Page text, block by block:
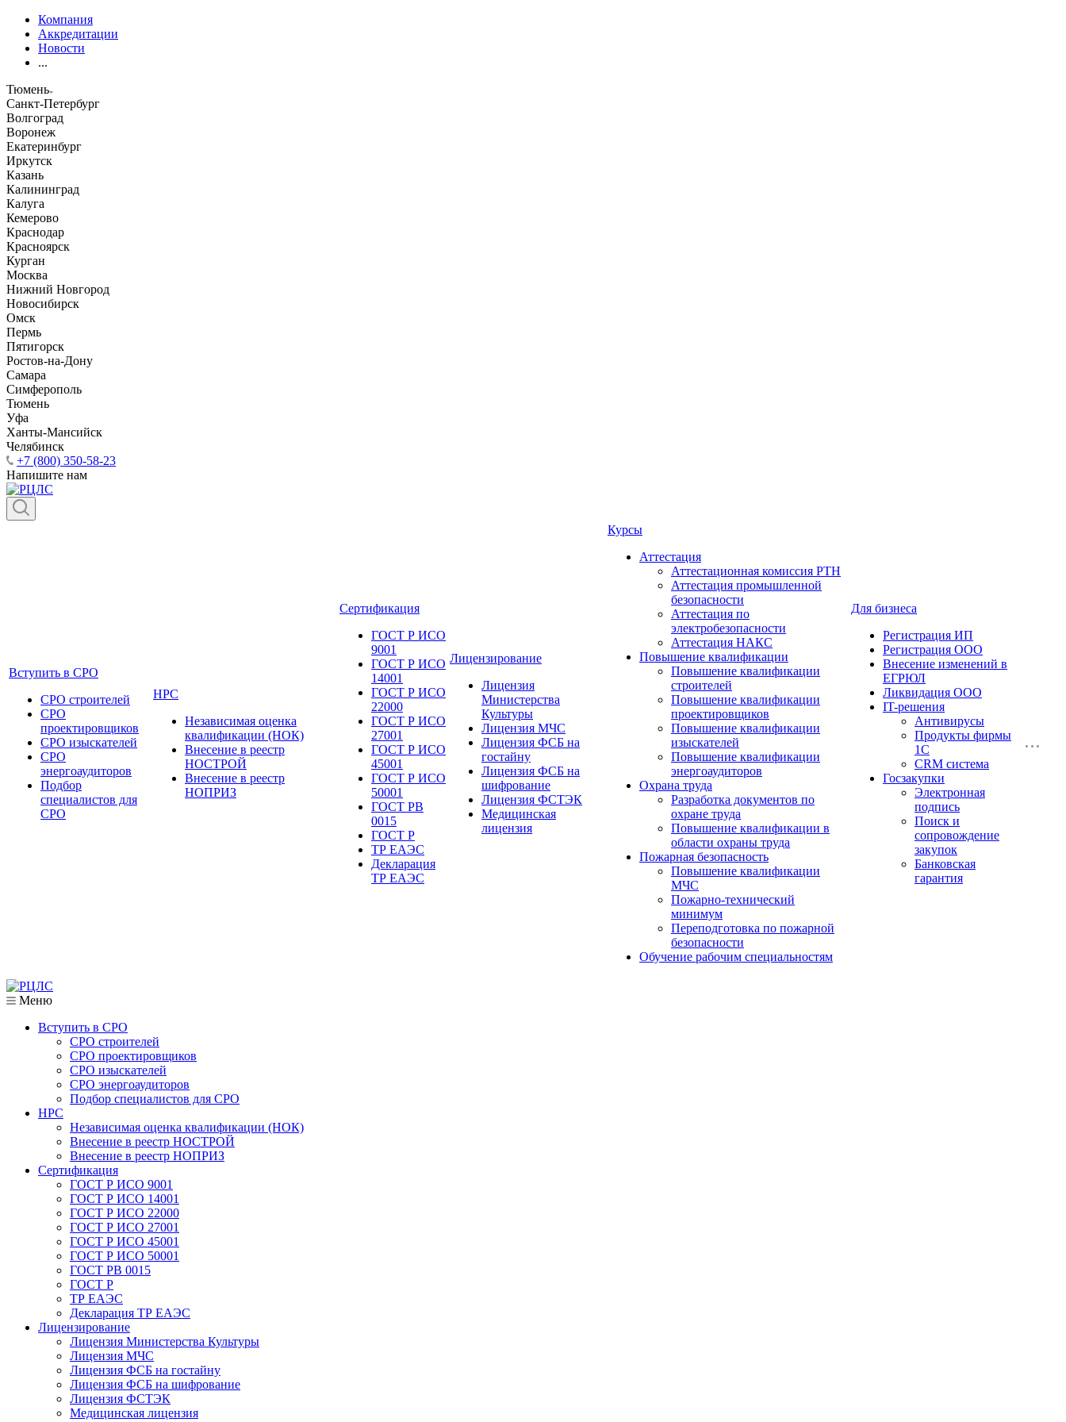
Компания
Аккредитации
Новости
...
Тюмень
Санкт-Петербург
Волгоград
Воронеж
Екатеринбург
Иркутск
Казань
Калининград
Калуга
Кемерово
Краснодар
Красноярск
Курган
Москва
Нижний Новгород
Новосибирск
Омск
Пермь
Пятигорск
Ростов-на-Дону
Самара
Симферополь
Тюмень
Уфа
Ханты-Мансийск
Челябинск
+7 (800) 350-58-23
Напишите нам
Вступить в СРО
СРО строителей
СРО
проектировщиков
СРО изыскателей
СРО
энергоаудиторов
Подбор
специалистов для
СРО
НРС
Независимая оценка
квалификации (НОК)
Внесение в реестр
НОСТРОЙ
Внесение в реестр
НОПРИЗ
Сертификация
ГОСТ Р ИСО
9001
ГОСТ Р ИСО
14001
ГОСТ Р ИСО
22000
ГОСТ Р ИСО
27001
ГОСТ Р ИСО
45001
ГОСТ Р ИСО
50001
ГОСТ РВ
0015
ГОСТ Р
ТР ЕАЭС
Декларация
ТР ЕАЭС
Лицензирование
Лицензия
Министерства
Культуры
Лицензия МЧС
Лицензия ФСБ на
гостайну
Лицензия ФСБ на
шифрование
Лицензия ФСТЭК
Медицинская
лицензия
Курсы
Аттестация
Аттестационная комиссия РТН
Аттестация промышленной
безопасности
Аттестация по
электробезопасности
Аттестация НАКС
Повышение квалификации
Повышение квалификации
строителей
Повышение квалификации
проектировщиков
Повышение квалификации
изыскателей
Повышение квалификации
энергоаудиторов
Охрана труда
Разработка документов по
охране труда
Повышение квалификации в
области охраны труда
Пожарная безопасность
Повышение квалификации
МЧС
Пожарно-технический
минимум
Переподготовка по пожарной
безопасности
Обучение рабочим специальностям
Для бизнеса
Регистрация ИП
Регистрация ООО
Внесение изменений в
ЕГРЮЛ
Ликвидация ООО
IT-решения
Антивирусы
Продукты фирмы
1C
CRM система
Госзакупки
Электронная
подпись
Поиск и
сопровождение
закупок
Банковская
гарантия
Меню
Вступить в СРО
СРО строителей
СРО проектировщиков
СРО изыскателей
СРО энергоаудиторов
Подбор специалистов для СРО
НРС
Независимая оценка квалификации (НОК)
Внесение в реестр НОСТРОЙ
Внесение в реестр НОПРИЗ
Сертификация
ГОСТ Р ИСО 9001
ГОСТ Р ИСО 14001
ГОСТ Р ИСО 22000
ГОСТ Р ИСО 27001
ГОСТ Р ИСО 45001
ГОСТ Р ИСО 50001
ГОСТ РВ 0015
ГОСТ Р
ТР ЕАЭС
Декларация ТР ЕАЭС
Лицензирование
Лицензия Министерства Культуры
Лицензия МЧС
Лицензия ФСБ на гостайну
Лицензия ФСБ на шифрование
Лицензия ФСТЭК
Медицинская лицензия